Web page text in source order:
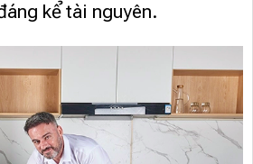
kể tài nguyên.